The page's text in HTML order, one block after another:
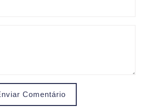
Comentário